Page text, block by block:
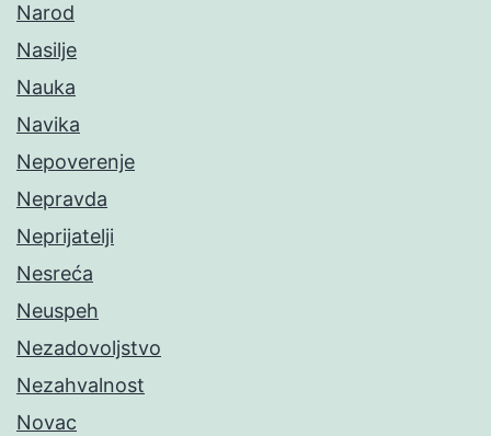
Narod
Nasilje
Nauka
Navika
Nepoverenje
Nepravda
Neprijatelji
Nesreća
Neuspeh
Nezadovoljstvo
Nezahvalnost
Novac